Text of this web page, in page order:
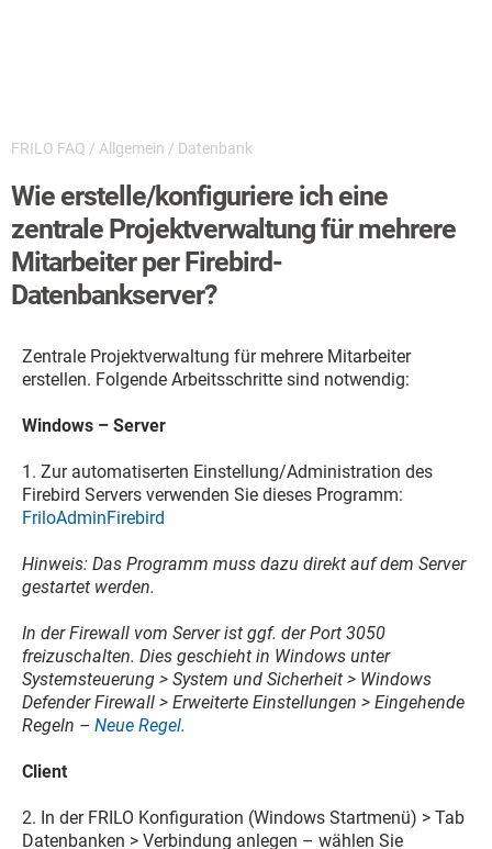
FRILO FAQ / Allgemein / Datenbank
Wie erstelle/konfiguriere ich eine
zentrale Projektverwaltung für mehrere
Mitarbeiter per Firebird-
Datenbankserver?
Zentrale Projektverwaltung für mehrere Mitarbeiter
erstellen. Folgende Arbeitsschritte sind notwendig:
Windows – Server
1. Zur automatiserten Einstellung/Administration des
Firebird Servers verwenden Sie dieses Programm:
FriloAdminFirebird
Hinweis: Das Programm muss dazu direkt auf dem Server
gestartet werden.
In der Firewall vom Server ist ggf. der Port 3050
freizuschalten. Dies geschieht in Windows unter
Systemsteuerung > System und Sicherheit > Windows
Defender Firewall > Erweiterte Einstellungen > Eingehende
Regeln – Neue Regel.
Client
2. In der FRILO Konfiguration (Windows Startmenü) > Tab
Datenbanken > Verbindung anlegen – wählen Sie